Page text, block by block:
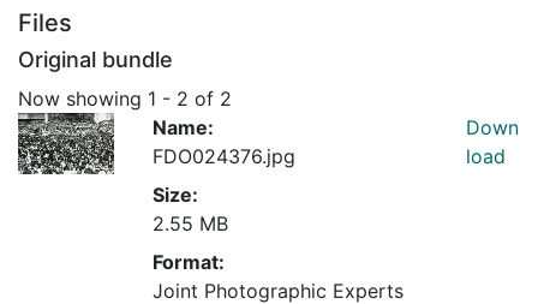
Files
Original bundle
Now showing 1 - 2 of 2
Name:
FDO024376.jpg
Size:
2.55 MB
Format:
Joint Photographic Experts
Down
load